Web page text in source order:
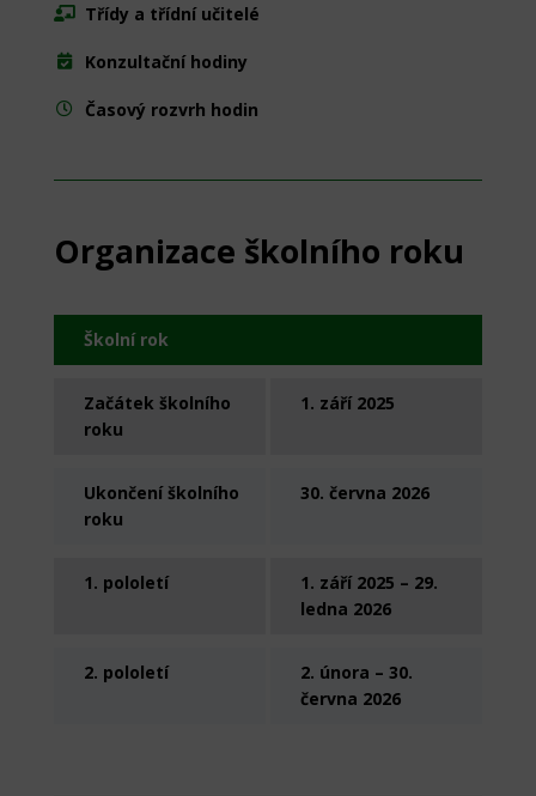
 Třídy a třídní učitelé
 Konzultační hodiny
 Časový rozvrh hodin
Organizace školního roku
Školní rok
Začátek školního
roku
1. září 2025
Ukončení školního
roku
30. června 2026
1. pololetí
1. září 2025 – 29.
ledna 2026
2. pololetí
2. února – 30.
června 2026